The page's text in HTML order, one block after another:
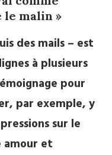
le malin »
des mails – est
à plusieurs
pour
par exemple, y
sur le
amour et